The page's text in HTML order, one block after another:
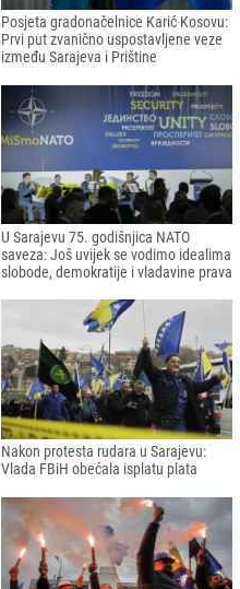
Posjeta gradonačelnice Karić Kosovu:
Prvi put zvanično uspostavljene veze
između Sarajeva i Prištine
U Sarajevu 75. godišnjica NATO
saveza: Još uvijek se vodimo idealima
slobode, demokratije i vladavine prava
Nakon protesta rudara u Sarajevu:
Vlada FBiH obećala isplatu plata